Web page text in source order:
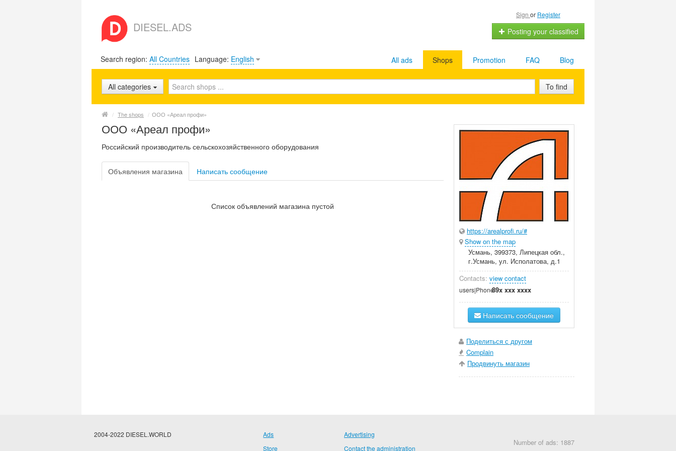
DIESEL.ADS
Sign or Register
Posting your classified
Search region: All Countries Language: English Blog
FAQ
Promotion
Shops
All ads
All categories To find
/ The shops / ООО «Ареал профи»
ООО «Ареал профи»
Российский производитель сельскохозяйственного оборудования
Объявления магазина Написать сообщение
Список объявлений магазина пустой
https://arealprofi.ru/#
Show on the map
Усмань, 399373, Липецкая обл.,
г.Усмань, ул. Исполатова, д.1
Contacts: view contact
users|Phone89x xxx xxxx
Написать сообщение
Поделиться с другом
Complain
Продвинуть магазин
2004-2022 DIESEL.WORLD
Ads
Store
Advertising
Contact the administration
Number of ads: 1887